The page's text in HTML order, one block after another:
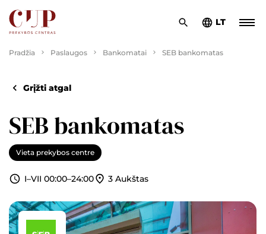
LT
Pradžia Paslaugos Bankomatai SEB bankomatas
Grįžti atgal
SEB bankomatas
Vieta prekybos centre
I–VII 00:00–24:00 3 Aukštas